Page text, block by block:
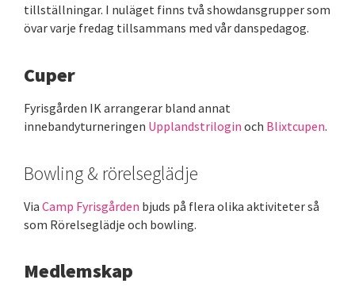
tillställningar. I nuläget finns två showdansgrupper som
övar varje fredag tillsammans med vår danspedagog.
Cuper
Fyrisgården IK arrangerar bland annat
innebandyturneringen Upplandstrilogin och Blixtcupen.
Bowling & rörelseglädje
Via Camp Fyrisgården bjuds på flera olika aktiviteter så
som Rörelseglädje och bowling.
Medlemskap